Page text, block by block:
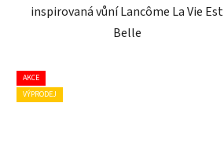
inspirovaná vůní Lancôme La Vie Est
Belle
AKCE
VÝPRODEJ